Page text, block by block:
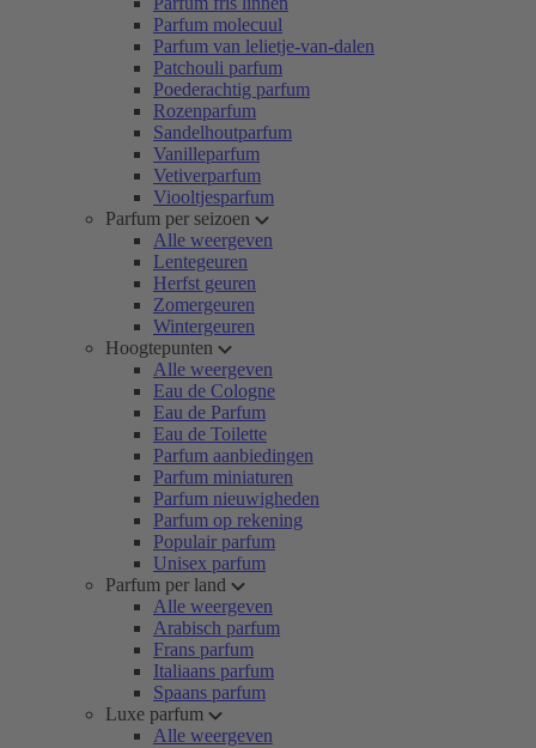
Parfum molecuul
Parfum van lelietje-van-dalen
Patchouli parfum
Poederachtig parfum
Rozenparfum
Sandelhoutparfum
Vanilleparfum
Vetiverparfum
Viooltjesparfum
Parfum per seizoen
Alle weergeven
Lentegeuren
Herfst geuren
Zomergeuren
Wintergeuren
Hoogtepunten
Alle weergeven
Eau de Cologne
Eau de Parfum
Eau de Toilette
Parfum aanbiedingen
Parfum miniaturen
Parfum nieuwigheden
Parfum op rekening
Populair parfum
Unisex parfum
Parfum per land
Alle weergeven
Arabisch parfum
Frans parfum
Italiaans parfum
Spaans parfum
Luxe parfum
Alle weergeven